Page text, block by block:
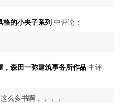
格的小夹子系列 中评论：
，森田一弥建筑事务所作品 中评
么多书啊，，，，